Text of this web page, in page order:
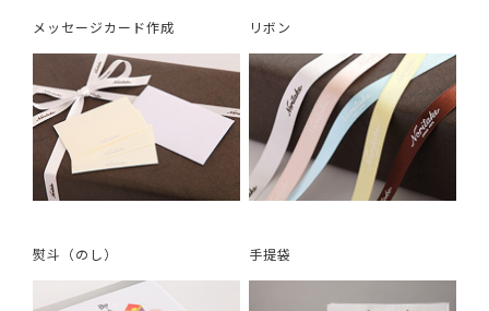
メッセージカード作成 リボン
熨斗（のし） 手提袋